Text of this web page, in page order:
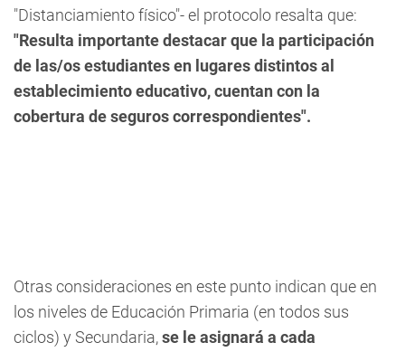
"Distanciamiento físico"- el protocolo resalta que:
"Resulta importante destacar que la participación
de las/os estudiantes en lugares distintos al
establecimiento educativo, cuentan con la
cobertura de seguros correspondientes".
Otras consideraciones en este punto indican que en
los niveles de Educación Primaria (en todos sus
ciclos) y Secundaria,se le asignará a cada